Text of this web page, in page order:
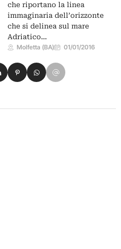
che riportano la linea
immaginaria dell’orizzonte
che si delinea sul mare
Adriatico…
Molfetta (BA) 01/01/2016
su Xsu LinkedIn
Condividi su Pinterest
Condividi su WhatsApp
Condividi su Email